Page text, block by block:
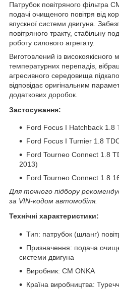
Патрубок повітряного фільтра
подачі очищеного повітря від
впускної системи двигуна.
повітряного тракту, стабільну
роботу силового агрегату.
Виготовлений із високоякісного
температурних перепадів,
агресивного середовища
відповідає оригінальним
додаткових доробок.
Застосування:
Ford Focus I Hatchback 1.8
Ford Focus I Turnier 1.8
Ford Tourneo Connect 1.8
2013)
Ford Tourneo Connect 1.8
Для точного підбору
за VIN-кодом автомобіля.
Технічні характеристики:
Тип: патрубок (шланг)
Призначення: подача
системи двигуна
Виробник: CM ONKA
Країна виробництва: